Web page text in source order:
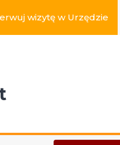
wizytę w Urzędzie